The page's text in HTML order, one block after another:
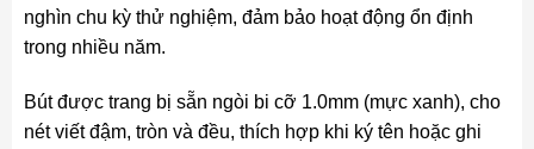
nghìn chu kỳ thử nghiệm, đảm bảo hoạt động ổn định
trong nhiều năm.
Bút được trang bị sẵn ngòi bi cỡ 1.0mm (mực xanh), cho
nét viết đậm, tròn và đều, thích hợp khi ký tên hoặc ghi